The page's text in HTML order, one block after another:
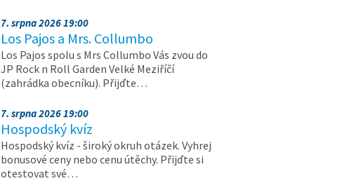
7. srpna 2026 19:00
Los Pajos a Mrs. Collumbo
Los Pajos spolu s Mrs Collumbo Vás zvou do
JP Rock n Roll Garden Velké Meziříčí
(zahrádka obecníku). Přijďte…
7. srpna 2026 19:00
Hospodský kvíz
Hospodský kvíz - široký okruh otázek. Vyhrej
bonusové ceny nebo cenu útěchy. Přijďte si
otestovat své…